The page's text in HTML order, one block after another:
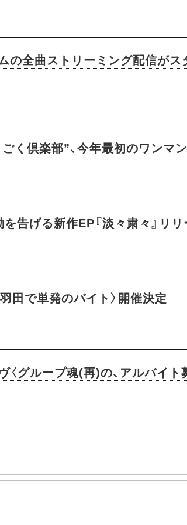
の全曲ストリーミング配信がス
倶楽部”、今年最初のワンマ
告げる新作EP『淡々粛々』リ
田で単発のバイト〉開催決定
グループ魂(再)の、アルバイト